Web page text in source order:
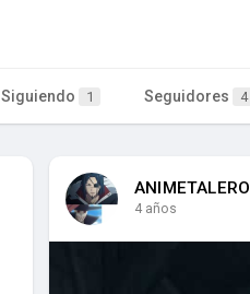
Siguiendo 1 Seguidores 4
ANIMETALERO
4 años